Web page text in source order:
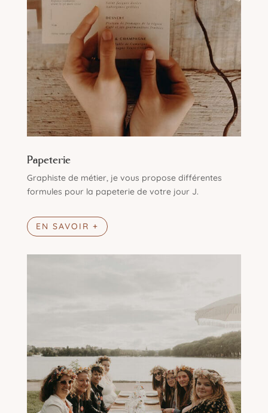
Papeterie
Graphiste de métier, je vous propose différentes
formules pour la papeterie de votre jour J.
EN SAVOIR +